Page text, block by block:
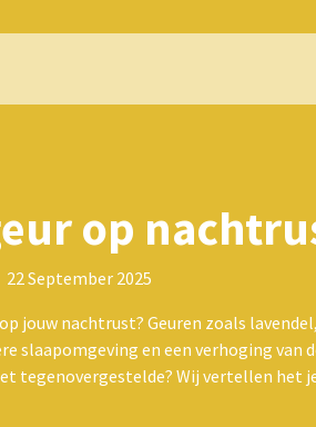
op
22 September 2025
jouw nachtrust? Geuren zoals
slaapomgeving en een verhoging van
tegenovergestelde? Wij vertellen het